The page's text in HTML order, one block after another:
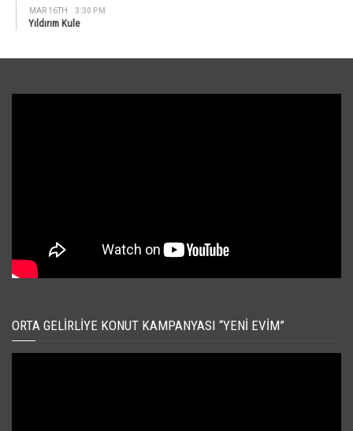
MAR 16TH 3:30 PM
Yıldırım Kule
ORTA GELIRLIYE KONUT KAMPANYASI “YENI EVIM”